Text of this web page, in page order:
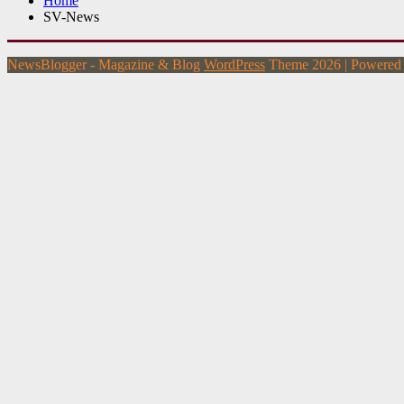
SV-News
NewsBlogger - Magazine & Blog WordPress Theme 2026 |